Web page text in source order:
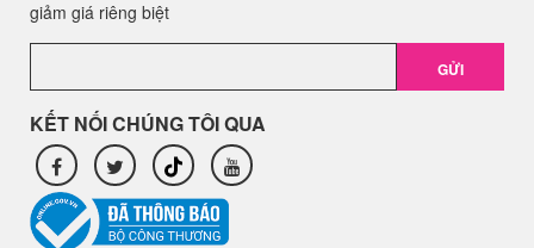
giảm giá riêng biệt
GỬI
KẾT NỐI CHÚNG TÔI QUA